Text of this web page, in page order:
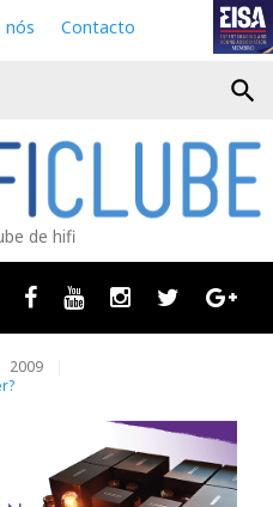
nós Contacto
search
de hifi
Facebook
Youtube InstagramTwitter
2009